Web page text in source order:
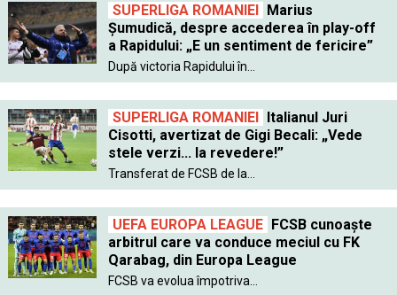
SUPERLIGA ROMANIEI Marius
Șumudică, despre accederea în play-off
a Rapidului: „E un sentiment de fericire”
După victoria Rapidului în...
SUPERLIGA ROMANIEI Italianul Juri
Cisotti, avertizat de Gigi Becali: „Vede
stele verzi... la revedere!”
Transferat de FCSB de la...
UEFA EUROPA LEAGUE FCSB cunoaște
arbitrul care va conduce meciul cu FK
Qarabag, din Europa League
FCSB va evolua împotriva...